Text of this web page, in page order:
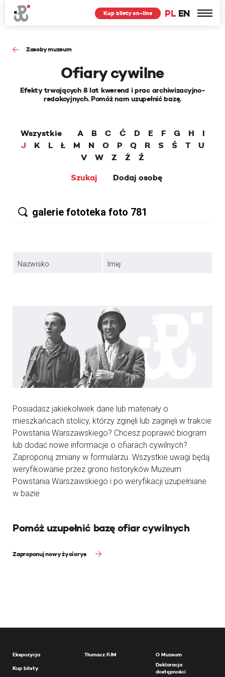
PL EN
Kup bilety on-line
Zasoby muzeum
Ofiary cywilne
Efekty trwających 8 lat kwerend i prac archiwizacyjno-
redakcyjnych. Pomóż nam uzupełnić bazę.
Wszystkie A B C Ć D E F G H
I
J
K L Ł M N O P Q R S Ś T
U
V
W Z Ż
Ź
Szukaj
Dodaj osobę
Nazwisko Imię
Posiadasz jakiekolwiek dane lub materiały o
mieszkańcach stolicy, którzy zginęli lub zaginęli w trakcie
Powstania Warszawskiego? Chcesz poprawić biogram
lub dodać nowe informacje o ofiarach cywilnych?
Zaproponuj zmiany w formularzu. Wszystkie uwagi będą
weryfikowanie przez grono historyków Muzeum
Powstania Warszawskiego i po weryfikacji uzupełniane
w bazie
Pomóż uzupełnić bazę ofiar cywilnych
Zaproponuj nowy życiorys
Ekspozycja
Kup bilety
Tłumacz PJM
O Muzeum
Deklaracja
dostępności